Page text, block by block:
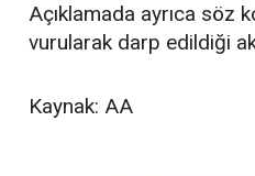
Açıklamada ayrıca söz
vurularak darp edildiği
Kaynak: AA